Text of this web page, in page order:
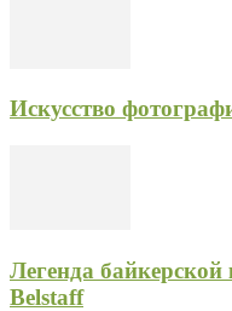
Искусство
Легенда
Belstaff